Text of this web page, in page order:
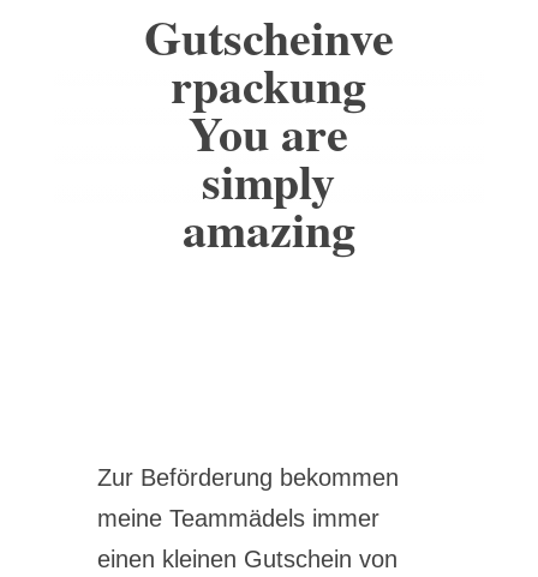
Gutscheinve
rpackung
You are
simply
amazing
Zur Beförderung bekommen
meine Teammädels immer
einen kleinen Gutschein von